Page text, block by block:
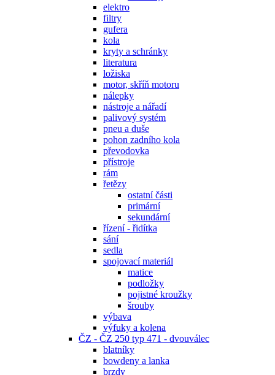
elektro
filtry
gufera
kola
kryty a schránky
literatura
ložiska
motor, skříň motoru
nálepky
nástroje a nářadí
palivový systém
pneu a duše
pohon zadního kola
převodovka
přístroje
rám
řetězy
ostatní části
primární
sekundární
řízení - řidítka
sání
sedla
spojovací materiál
matice
podložky
pojistné kroužky
šrouby
výbava
výfuky a kolena
ČZ - ČZ 250 typ 471 - dvouválec
blatníky
bowdeny a lanka
brzdy